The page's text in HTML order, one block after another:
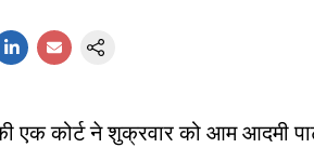
एक कोर्ट ने शुक्रवार को आम आदमी